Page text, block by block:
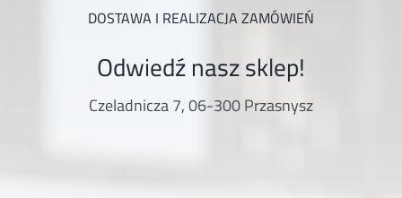
DOSTAWA I REALIZACJA ZAMÓWIEŃ
Odwiedź nasz sklep!
Czeladnicza 7, 06-300 Przasnysz